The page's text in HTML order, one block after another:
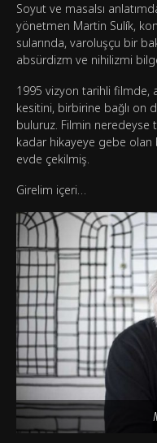
Soyut ve masalsı
yönetmen Martin Sulík,
sularında, varoluşçu bir
absürdizm ve nihilizmi
1995 vizyon tarihli filmde,
kesitini, birbirine bağlı on
buluruz. Filmin neredeyse
kadar hikayeye gebe
evde çekilmiş.
Girelim içeri…